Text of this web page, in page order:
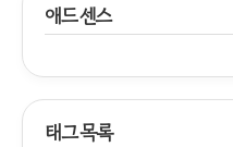
애드센스
태그목록